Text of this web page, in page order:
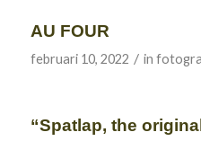
AU FOUR
februari 10, 2022 / in
“Spatlap, the